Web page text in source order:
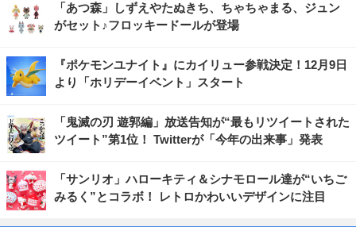
「あつ森」しずえやたぬきち、ちゃちゃまる、ジュン
がセット♪フロッキードールが登場
『ポケモンユナイト』にカイリュー参戦決定！12月9日
より「ホリデーイベント」スタート
「鬼滅の刃 遊郭編」放送告知が“最もリツイートされた
ツイート”第1位！ Twitterが「今年の出来事」発表
「サンリオ」ハローキティ＆シナモロール達が“いちご
みるく”とコラボ！ レトロかわいいデザインに注目